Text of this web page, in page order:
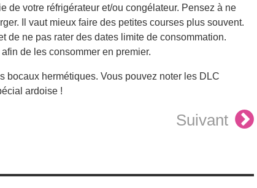
de votre réfrigérateur et/ou congélateur. Pensez à ne
Il vaut mieux faire des petites courses plus souvent.
de ne pas rater des dates limite de consommation.
de les consommer en premier.
bocaux hermétiques. Vous pouvez noter les DLC
ardoise !
Suivant